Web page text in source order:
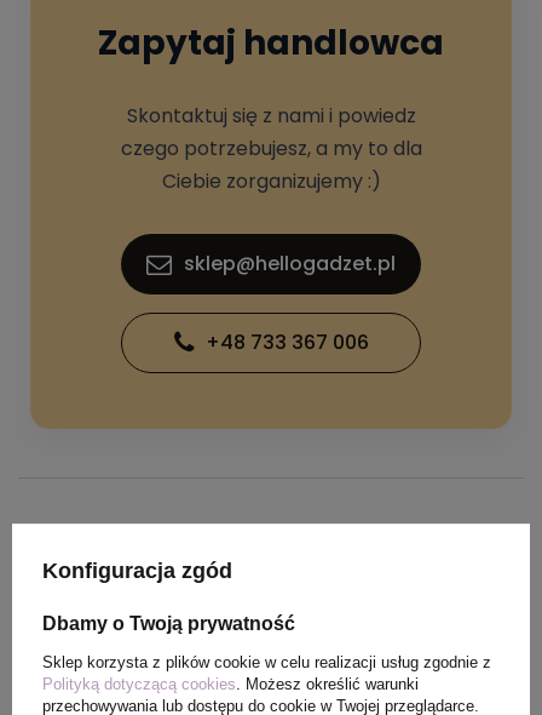
Zapytaj handlowca
Skontaktuj się z nami i powiedz
czego potrzebujesz, a my to dla
Ciebie zorganizujemy :)
sklep@hellogadzet.pl
+48 733 367 006
Kolor granatowy
Materiał
bawełna, bawełna z
Konfiguracja zgód
Dbamy o Twoją prywatność
Sklep korzysta z plików cookie w celu realizacji usług zgodnie z
Polityką dotyczącą cookies . Możesz określić warunki
przechowywania lub dostępu do cookie w Twojej przeglądarce.